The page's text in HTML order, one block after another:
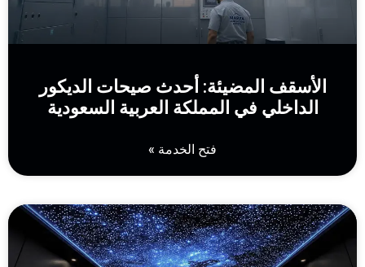
الأسقف المضيئة: أحدث صيحات الديكور
الداخلي في المملكة العربية السعودية
فتح الخدمة »